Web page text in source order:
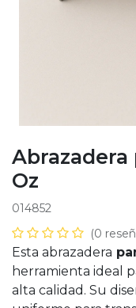
Abrazadera
Oz
014852
(0
Esta abrazadera
herramienta ideal
alta calidad. Su